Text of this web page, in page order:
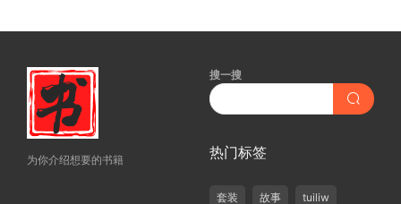
为你介绍想要的书籍
搜一搜
热门标签
套装 故事 tuiliw